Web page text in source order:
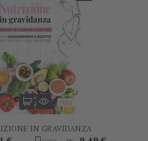
IN GRAVIDANZA